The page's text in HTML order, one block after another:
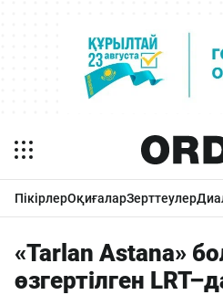
ПікірлерОқиғаларЗерттеулер
«Tarlan Astana»
өзгертілген